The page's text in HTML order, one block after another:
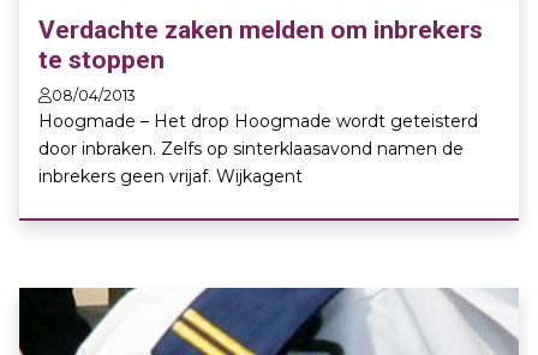
Verdachte zaken melden om inbrekers
te stoppen
08/04/2013
Hoogmade – Het drop Hoogmade wordt geteisterd
door inbraken. Zelfs op sinterklaasavond namen de
inbrekers geen vrijaf. Wijkagent